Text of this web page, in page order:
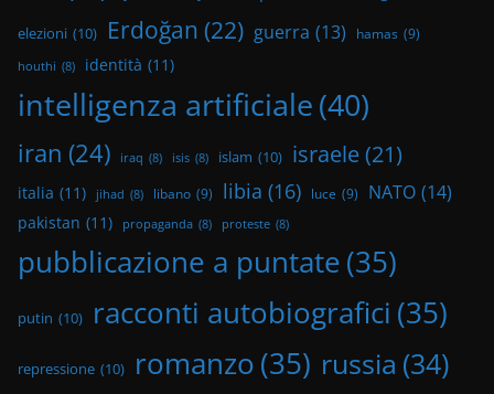
elezioni (10) Erdoğan (22) guerra (13) hamas (9)
houthi (8) identità (11)
intelligenza artificiale(40)
iran (24) iraq (8) isis (8) islam (10) israele(21)
italia (11) jihad (8) libano (9) libia (16) luce (9) NATO (14)
pakistan (11) propaganda (8) proteste (8)
pubblicazione a puntate(35)
putin (10) racconti autobiografici (35)
repressione (10) romanzo(35) russia (34)